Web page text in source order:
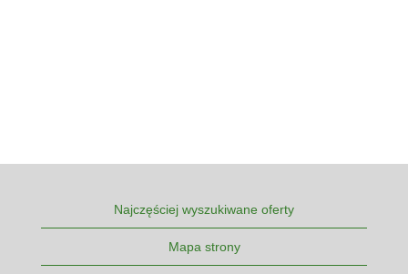
Najczęściej wyszukiwane oferty
Mapa strony